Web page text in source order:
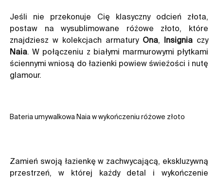
Jeśli nie przekonuje Cię klasyczny odcień złota,
postaw na wysublimowane różowe złoto, które
znajdziesz w kolekcjach armatury Ona Insignia czy
Naia . W połączeniu z białymi marmurowymi płytkami
ściennymi wniosą do łazienki powiew świeżości i nutę
glamour.
Bateria umywalkowa Naia w wykończeniu różowe złoto
Zamień swoją łazienkę w zachwycającą, ekskluzywną
przestrzeń, w której każdy detal i wykończenie